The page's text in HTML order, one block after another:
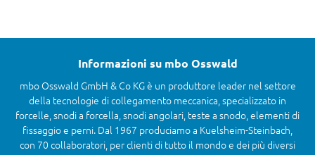
Informazioni su mbo Osswald
mbo Osswald GmbH & Co KG è un produttore leader nel settore
della tecnologie di collegamento meccanica, specializzato in
forcelle, snodi a forcella, snodi angolari, teste a snodo, elementi di
fissaggio e perni. Dal 1967 produciamo a Kuelsheim-Steinbach,
con 70 collaboratori, per clienti di tutto il mondo e dei più diversi